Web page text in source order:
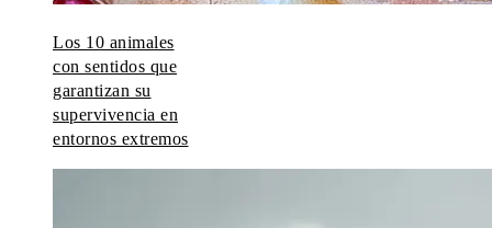
Los 10 animales
con sentidos que
garantizan su
supervivencia en
entornos extremos